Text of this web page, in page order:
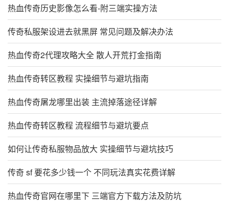
热血传奇历史影像怎么看-附三端实操方法
传奇私服架设进去就黑屏 常见问题及解决办法
热血传奇2代理攻略大全 散人开荒打金指南
热血传奇转区教程 实操细节与避坑指南
热血传奇屠龙哪里出装 主流掉落途径详解
热血传奇转区教程 流程细节与避坑要点
如何让传奇私服物品放大 实操细节与避坑技巧
传奇 sf 要花多少钱一个 不同玩法真实花费详解
热血传奇官网在哪里下 三端官方下载方法及防坑